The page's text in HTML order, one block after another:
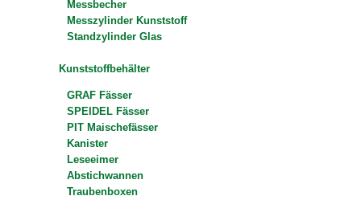
Messbecher
Messzylinder Kunststoff
Standzylinder Glas
Kunststoffbehälter
GRAF Fässer
SPEIDEL Fässer
PIT Maischefässer
Kanister
Leseeimer
Abstichwannen
Traubenboxen